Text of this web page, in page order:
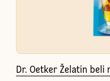
Dr. Oetker Želatin beli